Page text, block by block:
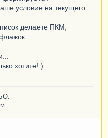
условие на текущего
делаете ПКМ,
флажок
хотите! )